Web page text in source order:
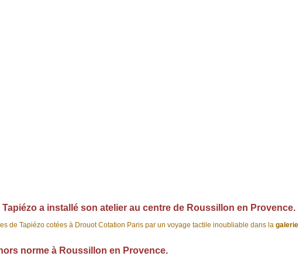
a installé son atelier au centre de Roussillon en Provence.
de Tapiézo cotées à Drouot Cotation Paris par un voyage tactile inoubliable dans la galerie
norme à Roussillon en Provence.